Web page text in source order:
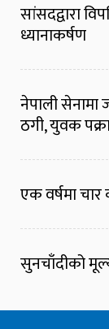
सांसदद्वारा
ध्यानाकर्षण
नेपाली सेनामा
ठगी, युवक
एक वर्षमा
सुनचाँदीको